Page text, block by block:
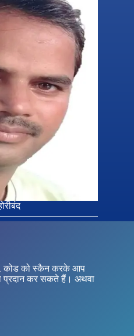
कोड को स्कैन करके आप
प्रदान कर सकते हैं। अथवा